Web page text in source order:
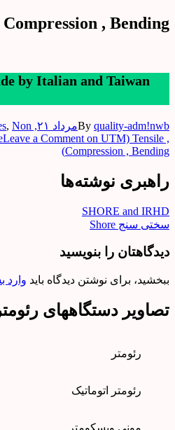
, Bending)
by Italian and Taiwan
By quality-adm!nwb مرداد ۲۱, ۱۳۹۸ , Non
Leave a Commenton UTM) Tensile ,
Compression , Bending)
راهبری نوشته‌ها
SHORE and IRHD
سختی سنج Shore
دیدگاهتان را بنویسید
ببخشید، برای نوشتن دیدگاه باید وارد
تصاویر دستگاههای
رئومتر
رئومتر اتوماتیک
مونی ویسکومتر